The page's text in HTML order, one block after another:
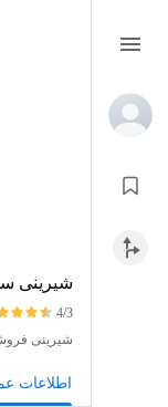
شیرینی
4/3
شیرینی
اطلاعات